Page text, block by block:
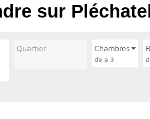
sur Pléchatel
Quartier Chambres
de à 3